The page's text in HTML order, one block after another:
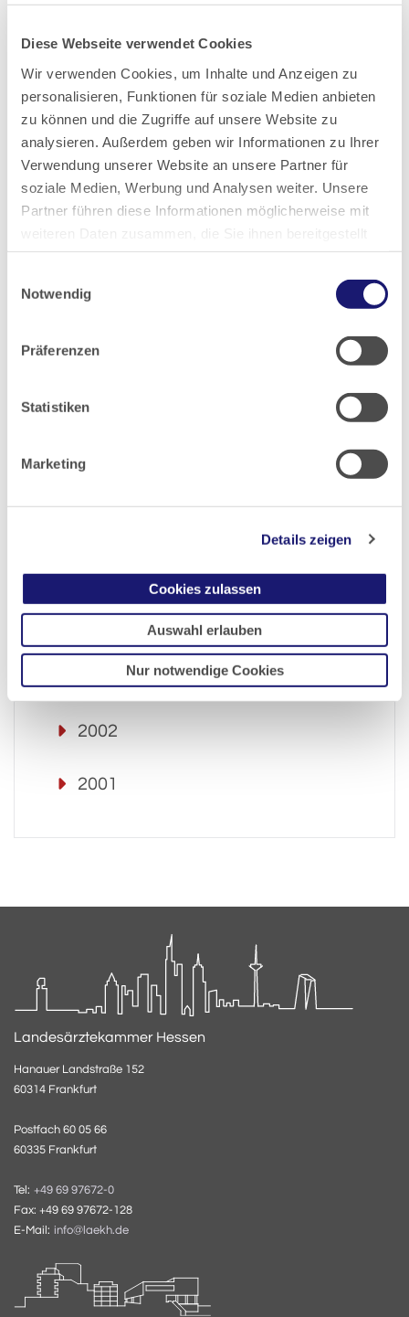
Diese Webseite verwendet Cookies
Wir verwenden Cookies, um Inhalte und Anzeigen zu
personalisieren, Funktionen für soziale Medien anbieten
zu können und die Zugriffe auf unsere Website zu
analysieren. Außerdem geben wir Informationen zu Ihrer
Verwendung unserer Website an unsere Partner für
soziale Medien, Werbung und Analysen weiter. Unsere
Partner führen diese Informationen möglicherweise mit
haben oder die sie im Rahmen Ihrer Nutzung der Dienste
Notwendig
Präferenzen
Statistiken
Marketing
Details zeigen
Cookies zulassen
Auswahl erlauben
Nur notwendige Cookies
2015
2014
2013
2012
2011
2010
2009
2008
2007
2005
2002
2001
Landesärztekammer Hessen
Hanauer Landstraße 152
60314 Frankfurt
Postfach 60 05 66
60335 Frankfurt
Tel: +49 69 97672-0
Fax: +49 69 97672-128
E-Mail: info@laekh.de